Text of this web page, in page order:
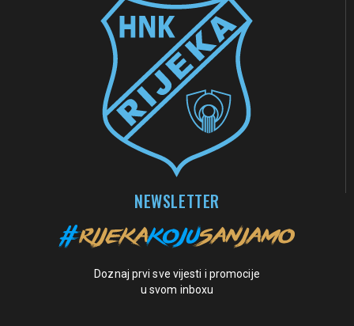
NEWSLETTER
Doznaj prvi sve vijesti i promocije
u svom inboxu